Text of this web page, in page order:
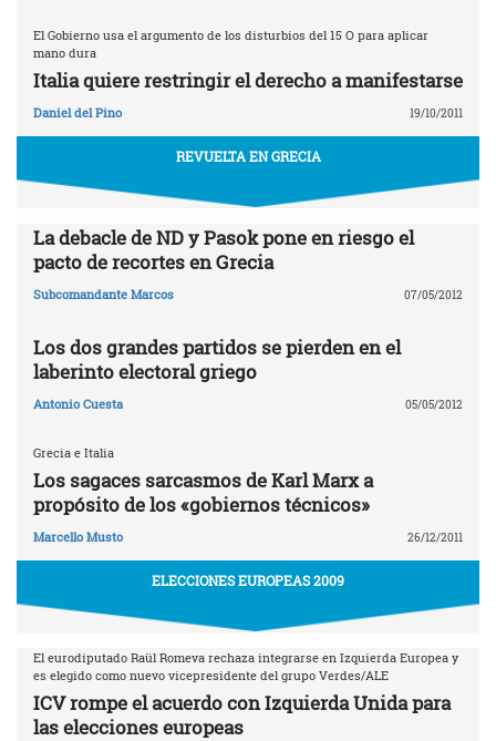
El Gobierno usa el argumento de los disturbios del 15 O para aplicar
mano dura
Italia quiere restringir el derecho a manifestarse
Daniel del Pino 19/10/2011
REVUELTA EN GRECIA
La debacle de ND y Pasok pone en riesgo el
pacto de recortes en Grecia
Subcomandante Marcos 07/05/2012
Los dos grandes partidos se pierden en el
laberinto electoral griego
Antonio Cuesta 05/05/2012
Grecia e Italia
Los sagaces sarcasmos de Karl Marx a
propósito de los «gobiernos técnicos»
Marcello Musto 26/12/2011
ELECCIONES EUROPEAS 2009
El eurodiputado Raül Romeva rechaza integrarse en Izquierda Europea y
es elegido como nuevo vicepresidente del grupo Verdes/ALE
ICV rompe el acuerdo con Izquierda Unida para
las elecciones europeas